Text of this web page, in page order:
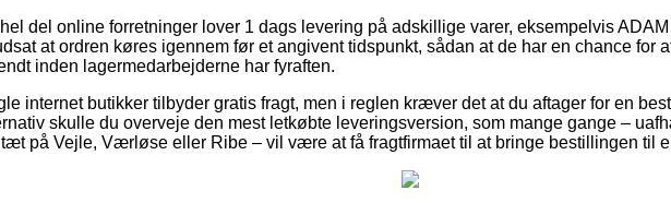
del online forretninger lover 1 dags levering på adskillige varer, eksempelvis
at ordren køres igennem før et angivent tidspunkt, sådan at de har en chance for
inden lagermedarbejderne har fyraften.
internet butikker tilbyder gratis fragt, men i reglen kræver det at du aftager for en
skulle du overveje den mest letkøbte leveringsversion, som mange gange –
på Vejle, Værløse eller Ribe – vil være at få fragtfirmaet til at bringe bestillingen til